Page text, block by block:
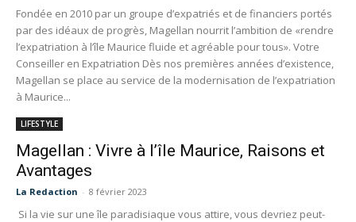
Fondée en 2010 par un groupe d’expatriés et de financiers portés
par des idéaux de progrès, Magellan nourrit l’ambition de «rendre
l’expatriation à l’île Maurice fluide et agréable pour tous». Votre
Conseiller en Expatriation Dès nos premières années d’existence,
Magellan se place au service de la modernisation de l’expatriation
à Maurice...
LIFESTYLE
Magellan : Vivre à l’île Maurice, Raisons et
Avantages
La Redaction - 8 février 2023
Si la vie sur une île paradisiaque vous attire, vous devriez peut-